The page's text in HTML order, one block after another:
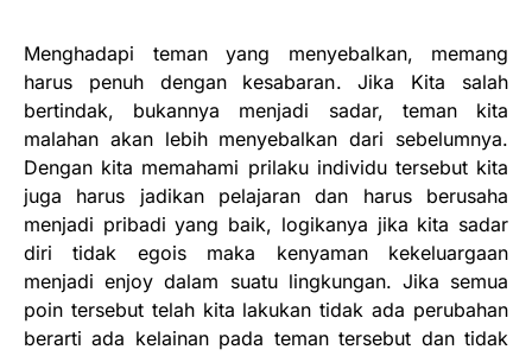
Menghadapi teman yang menyebalkan, memang
harus penuh dengan kesabaran. Jika Kita salah
bertindak, bukannya menjadi sadar, teman kita
malahan akan lebih menyebalkan dari sebelumnya.
Dengan kita memahami prilaku individu tersebut kita
juga harus jadikan pelajaran dan harus berusaha
menjadi pribadi yang baik, logikanya jika kita sadar
diri tidak egois maka kenyaman kekeluargaan
menjadi enjoy dalam suatu lingkungan. Jika semua
poin tersebut telah kita lakukan tidak ada perubahan
berarti ada kelainan pada teman tersebut dan tidak